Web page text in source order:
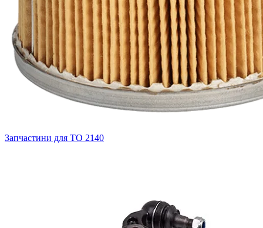
Запчастини для ТО 2140